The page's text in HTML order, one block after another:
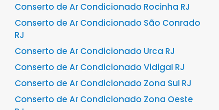
Conserto de Ar Condicionado Rocinha RJ
Conserto de Ar Condicionado São Conrado
RJ
Conserto de Ar Condicionado Urca RJ
Conserto de Ar Condicionado Vidigal RJ
Conserto de Ar Condicionado Zona Sul RJ
Conserto de Ar Condicionado Zona Oeste